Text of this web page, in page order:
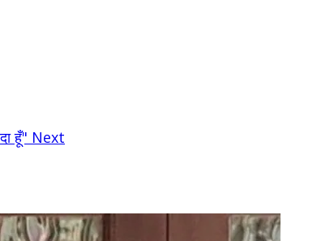
हूँ" Next